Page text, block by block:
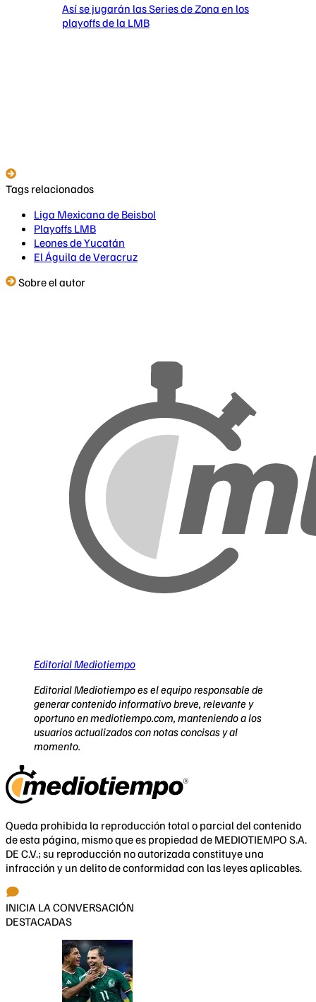
Así se jugarán las Series de Zona en los
playoffs de la LMB
Tags relacionados
Liga Mexicana de Beisbol
Playoffs LMB
Leones de Yucatán
El Águila de Veracruz
Sobre el autor
Editorial Mediotiempo
Editorial Mediotiempo es el equipo responsable de
generar contenido informativo breve, relevante y
oportuno en mediotiempo.com, manteniendo a los
usuarios actualizados con notas concisas y al
momento.
Queda prohibida la reproducción total o parcial del contenido
de esta página, mismo que es propiedad de MEDIOTIEMPO S.A.
DE C.V.; su reproducción no autorizada constituye una
infracción y un delito de conformidad con las leyes aplicables.
INICIA LA CONVERSACIÓN
DESTACADAS